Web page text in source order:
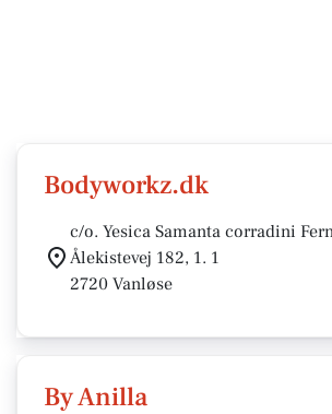
Bodyworkz.dk
c/o. Yesica Samanta corradini
Ålekistevej 182, 1. 1
2720 Vanløse
By Anilla